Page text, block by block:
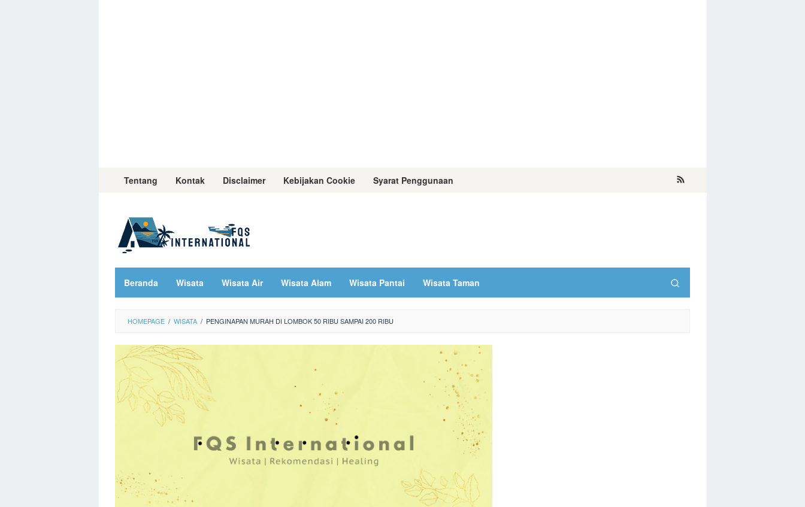
Tentang Kontak Disclaimer Kebijakan Cookie Syarat Penggunaan
Beranda Wisata Wisata Air Wisata Alam Wisata Pantai Wisata Taman
HOMEPAGE / WISATA / PENGINAPAN MURAH DI LOMBOK 50 RIBU SAMPAI 200 RIBU